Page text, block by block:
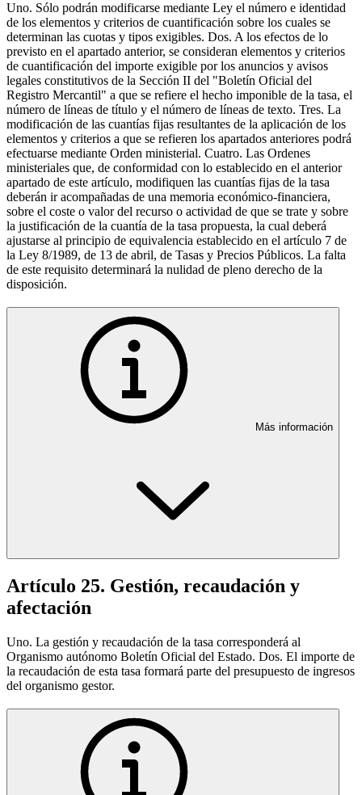
Uno. Sólo podrán modificarse mediante Ley el número e identidad
de los elementos y criterios de cuantificación sobre los cuales se
determinan las cuotas y tipos exigibles. Dos. A los efectos de lo
previsto en el apartado anterior, se consideran elementos y criterios
de cuantificación del importe exigible por los anuncios y avisos
legales constitutivos de la Sección II del "Boletín Oficial del
Registro Mercantil" a que se refiere el hecho imponible de la tasa, el
número de líneas de título y el número de líneas de texto. Tres. La
modificación de las cuantías fijas resultantes de la aplicación de los
elementos y criterios a que se refieren los apartados anteriores podrá
efectuarse mediante Orden ministerial. Cuatro. Las Ordenes
ministeriales que, de conformidad con lo establecido en el anterior
apartado de este artículo, modifiquen las cuantías fijas de la tasa
deberán ir acompañadas de una memoria económico-financiera,
sobre el coste o valor del recurso o actividad de que se trate y sobre
la justificación de la cuantía de la tasa propuesta, la cual deberá
ajustarse al principio de equivalencia establecido en el artículo 7 de
la Ley 8/1989, de 13 de abril, de Tasas y Precios Públicos. La falta
de este requisito determinará la nulidad de pleno derecho de la
disposición.
Más información
Artículo 25. Gestión, recaudación y
afectación
Uno. La gestión y recaudación de la tasa corresponderá al
Organismo autónomo Boletín Oficial del Estado. Dos. El importe de
la recaudación de esta tasa formará parte del presupuesto de ingresos
del organismo gestor.